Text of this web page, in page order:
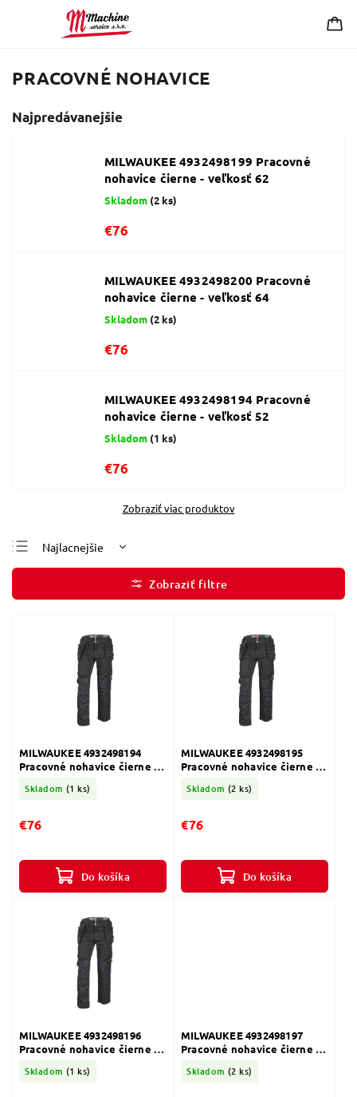
PRACOVNÉ NOHAVICE
Najpredávanejšie
MILWAUKEE 4932498199 Pracovné
nohavice čierne - veľkosť 62
Skladom (2 ks)
€76
MILWAUKEE 4932498200 Pracovné
nohavice čierne - veľkosť 64
Skladom (2 ks)
€76
MILWAUKEE 4932498194 Pracovné
nohavice čierne - veľkosť 52
Skladom (1 ks)
€76
Zobraziť viac produktov
Najlacnejšie
Najdrahšie
Najpredávanejšie
MILWAUKEE 4932498194
Pracovné nohavice čierne -
Skladom (1 ks)
€76
Do košíka
MILWAUKEE 4932498195
Pracovné nohavice čierne -
Skladom (2 ks)
€76
Do košíka
MILWAUKEE 4932498196
Pracovné nohavice čierne -
Skladom (1 ks)
MILWAUKEE 4932498197
Pracovné nohavice čierne -
Skladom (2 ks)